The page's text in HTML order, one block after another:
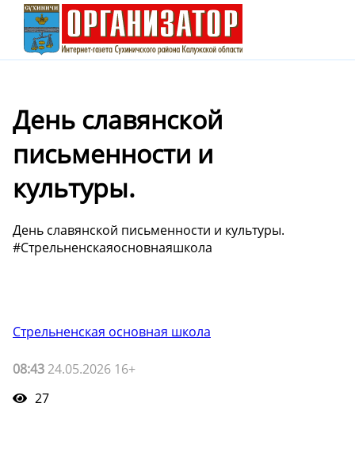
День славянской
письменности и
культуры.
День славянской письменности и культуры.
#Стрельненскаяосновнаяшкола
Стрельненская основная школа
08:43 24.05.2026 16+
27